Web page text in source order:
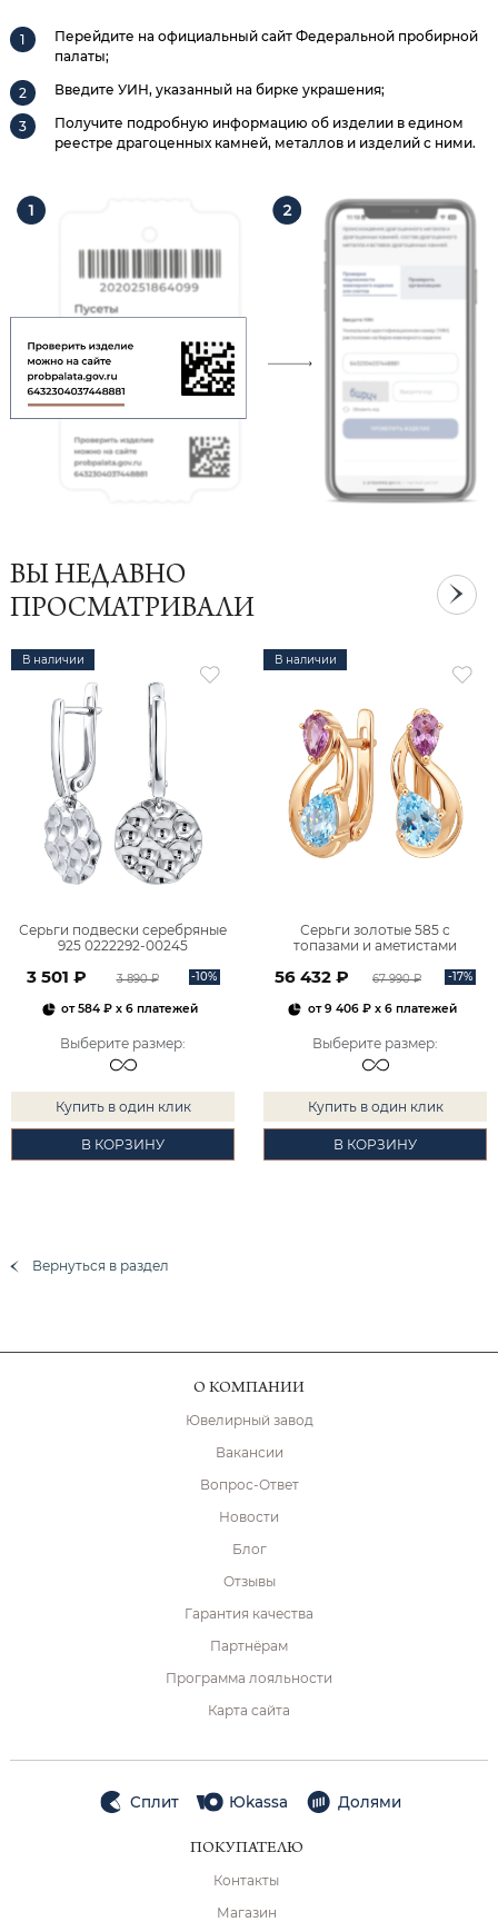
Перейдите на официальный сайт Федеральной пробирной
палаты;
Введите УИН, указанный на бирке украшения;
Получите подробную информацию об изделии в едином
реестре драгоценных камней, металлов и изделий с ними.
ВЫ НЕДАВНО
ПРОСМАТРИВАЛИ
В наличии
Серьги подвески серебряные
925 0222292-00245
3 501 ₽ 3 890 ₽ -10%
от584 ₽ x 6 платежей
Выберите размер:
Купить в один клик
В КОРЗИНУ
В наличии
Серьги золотые 585 с
топазами и аметистами
56 432 ₽ 67 990 ₽ -17%
от9 406 ₽x 6 платежей
Выберите размер:
Купить в один клик
В КОРЗИНУ
Вернуться в раздел
О КОМПАНИИ
Ювелирный завод
Вакансии
Вопрос-Ответ
Новости
Блог
Отзывы
Гарантия качества
Партнёрам
Программа лояльности
Карта сайта
Сплит Юkassa Долями
ПОКУПАТЕЛЮ
Контакты
Магазин